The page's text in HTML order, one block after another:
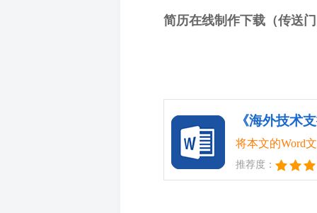
简历在线制作下载（传送
《海外技术
将本文的Word
推荐度：